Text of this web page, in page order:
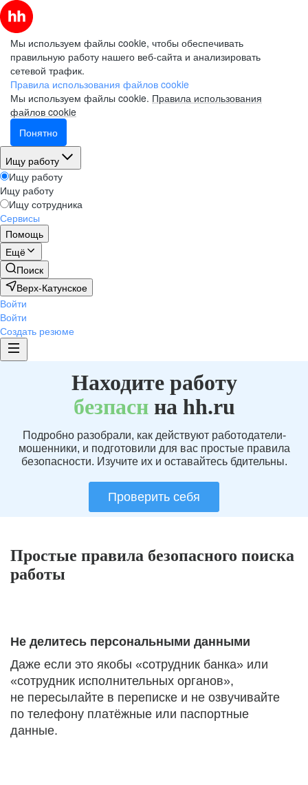
Мы используем файлы cookie, чтобы обеспечивать
правильную работу нашего веб-сайта и анализировать
сетевой трафик.
Правила использования файлов cookie
Мы используем файлы cookie. Правила использования
файлов cookie
Понятно
Ищу работу
Ищу работу
Ищу работу
Ищу сотрудника
Сервисы
Помощь
Ещё
Поиск
Верх-Катунское
Войти
Войти
Создать резюме
Находите работу
безпаснна hh.ru
Подробно разобрали, как действуют работодатели-
мошенники, и подготовили для вас простые правила
безопасности. Изучите их и оставайтесь бдительны.
Проверить себя
Простые правила безопасного поиска
работы
Не делитесь персональными данными
Даже если это якобы «сотрудник банка» или
«сотрудник исполнительных органов»,
не пересылайте в переписке и не озвучивайте
по телефону платёжные или паспортные
данные.